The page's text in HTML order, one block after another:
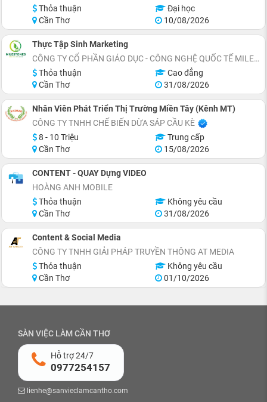
Thỏa thuận
Đại học
Cần Thơ
10/08/2026
Thực Tập Sinh Marketing
CÔNG TY CỔ PHẦN GIÁO DỤC - CÔNG NGHỆ QUỐC TẾ MILESTONES
Thỏa thuận
Cao đẳng
Cần Thơ
31/08/2026
Nhân Viên Phát Triển Thị Trường Miền Tây (Kênh MT)
CÔNG TY TNHH CHẾ BIẾN DỪA SÁP CẦU KÈ
8 - 10 Triệu
Trung cấp
Cần Thơ
15/08/2026
CONTENT - QUAY Dựng VIDEO
HOÀNG ANH MOBILE
Thỏa thuận
Không yêu cầu
Cần Thơ
31/08/2026
Content & Social Media
CÔNG TY TNHH GIẢI PHÁP TRUYỀN THÔNG AT MEDIA
Thỏa thuận
Không yêu cầu
Cần Thơ
01/10/2026
SÀN VIỆC LÀM CẦN THƠ
Hỗ trợ 24/7
0977254157
lienhe@sanvieclamcantho.com